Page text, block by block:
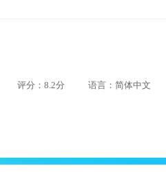
评分：8.2分 语言：简体中文